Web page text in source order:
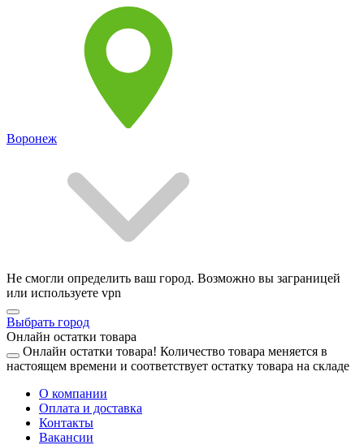
Воронеж
Не смогли определить ваш город. Возможно вы заграницей
или используете vpn
Выбрать город
Онлайн остатки товара
Онлайн остатки товара! Количество товара меняется в
настоящем времени и соответствует остатку товара на складе
О компании
Оплата и доставка
Контакты
Вакансии